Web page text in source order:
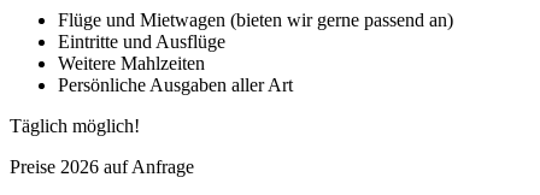
Flüge und Mietwagen (bieten wir gerne passend an)
Eintritte und Ausflüge
Weitere Mahlzeiten
Persönliche Ausgaben aller Art
Täglich möglich!
Preise 2026 auf Anfrage